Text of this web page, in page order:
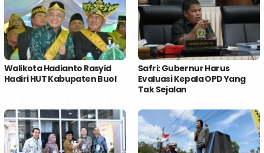
Walikota Hadianto Rasyid
Hadiri HUT Kabupaten Buol
Safri: Gubernur Harus
Evaluasi Kepala OPD Yang
Tak Sejalan